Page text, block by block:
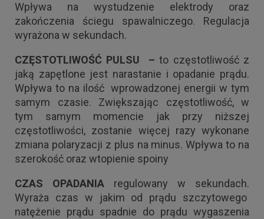
Wpływa na wystudzenie elektrody oraz
zakończenia ściegu spawalniczego. Regulacja
wyrażona w sekundach.
CZĘSTOTLIWOŚĆ PULSU –to częstotliwość z
jaką zapętlone jest narastanie i opadanie prądu.
Wpływa to na ilość wprowadzonej energii w tym
samym czasie. Zwiększając częstotliwość, w
tym samym momencie jak przy niższej
częstotliwości, zostanie więcej razy wykonane
zmiana polaryzacji z plus na minus. Wpływa to na
szerokość oraz wtopienie spoiny
CZAS OPADANIA regulowany w sekundach.
Wyraża czas w jakim od prądu szczytowego
natężenie prądu spadnie do prądu wygaszenia